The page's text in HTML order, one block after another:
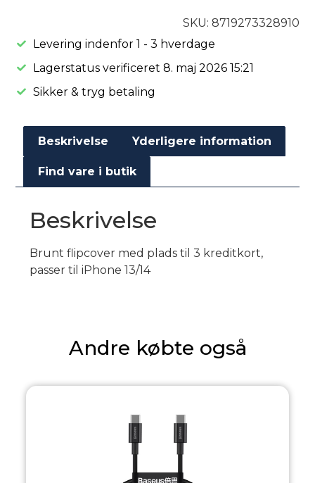
SKU: 8719273328910
Levering indenfor 1 - 3 hverdage
Lagerstatus verificeret 8. maj 2026 15:21
Sikker & tryg betaling
Beskrivelse Yderligere information
Find vare i butik
Beskrivelse
Brunt flipcover med plads til 3 kreditkort,
passer til iPhone 13/14
Andre købte også